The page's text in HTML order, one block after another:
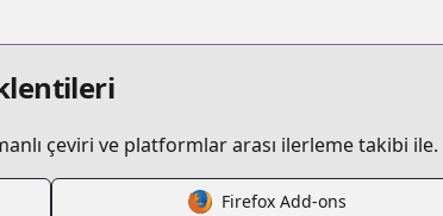
reader/list?title_no=2208
çeviri ve platformlar arası ilerleme takibi ile.
Firefox Add-ons